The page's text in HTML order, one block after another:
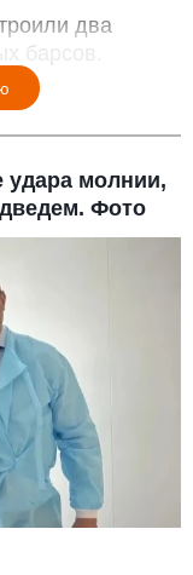
два
барсов.
молнии,
Фото